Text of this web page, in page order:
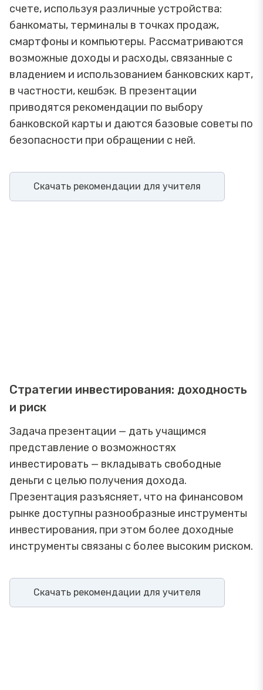
счете, используя различные устройства:
банкоматы, терминалы в точках продаж,
смартфоны и компьютеры. Рассматриваются
возможные доходы и расходы, связанные с
владением и использованием банковских карт,
в частности, кешбэк. В презентации
приводятся рекомендации по выбору
банковской карты и даются базовые советы по
безопасности при обращении с ней.
Скачать рекомендации для учителя
Стратегии инвестирования: доходность
и риск
Задача презентации — дать учащимся
представление о возможностях
инвестировать — вкладывать свободные
деньги с целью получения дохода.
Презентация разъясняет, что на финансовом
рынке доступны разнообразные инструменты
инвестирования, при этом более доходные
инструменты связаны с более высоким риском.
Скачать рекомендации для учителя